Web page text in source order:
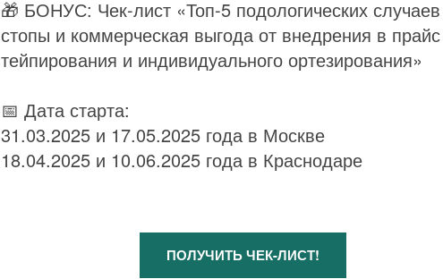
🎁 БОНУС: Чек-лист «Топ-5 подологических случаев
стопы и коммерческая выгода от внедрения в прайс
тейпирования и индивидуального ортезирования»
📅 Дата старта:
31.03.2025 и 17.05.2025 года в Москве
18.04.2025 и 10.06.2025 года в Краснодаре
ПОЛУЧИТЬ ЧЕК-ЛИСТ!